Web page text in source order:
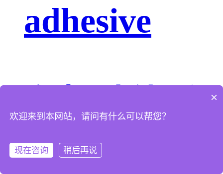
adhesive
有机硅体系
AS-7XXX
×
欢迎来到本网站，请问有什么可以帮您？
现在咨询 稍后再说